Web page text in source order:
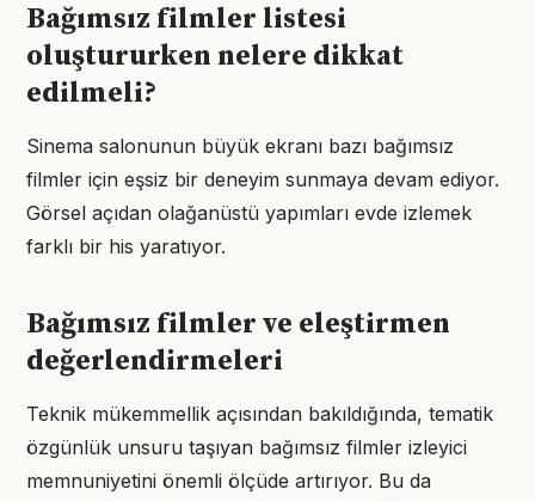
Bağımsız filmler listesi
oluştururken nelere dikkat
edilmeli?
Sinema salonunun büyük ekranı bazı bağımsız
filmler için eşsiz bir deneyim sunmaya devam ediyor.
Görsel açıdan olağanüstü yapımları evde izlemek
farklı bir his yaratıyor.
Bağımsız filmler ve eleştirmen
değerlendirmeleri
Teknik mükemmellik açısından bakıldığında, tematik
özgünlük unsuru taşıyan bağımsız filmler izleyici
memnuniyetini önemli ölçüde artırıyor. Bu da